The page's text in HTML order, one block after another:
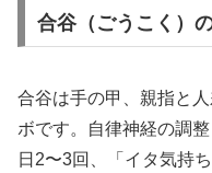
合谷（ごうこく）
合谷は手の甲、親指と
ボです。自律神経の調
日2〜3回、「イタ気持